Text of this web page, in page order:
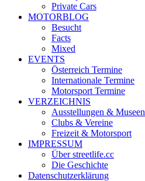
Private Cars
MOTORBLOG
Besucht
Facts
Mixed
EVENTS
Österreich Termine
Internationale Termine
Motorsport Termine
VERZEICHNIS
Ausstellungen & Museen
Clubs & Vereine
Freizeit & Motorsport
IMPRESSUM
Über streetlife.cc
Die Geschichte
Datenschutzerklärung